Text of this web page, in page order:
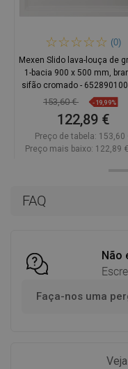
FAQ
Não
Faça-nos uma
(0)
Mexen Slido lava-louça de
1-bacia 900 x 500 mm,
sifão cromado -
153,60 € -19,99%
122,89 €
Preço de tabela: 153,60
Preço mais baixo: 122,89 €